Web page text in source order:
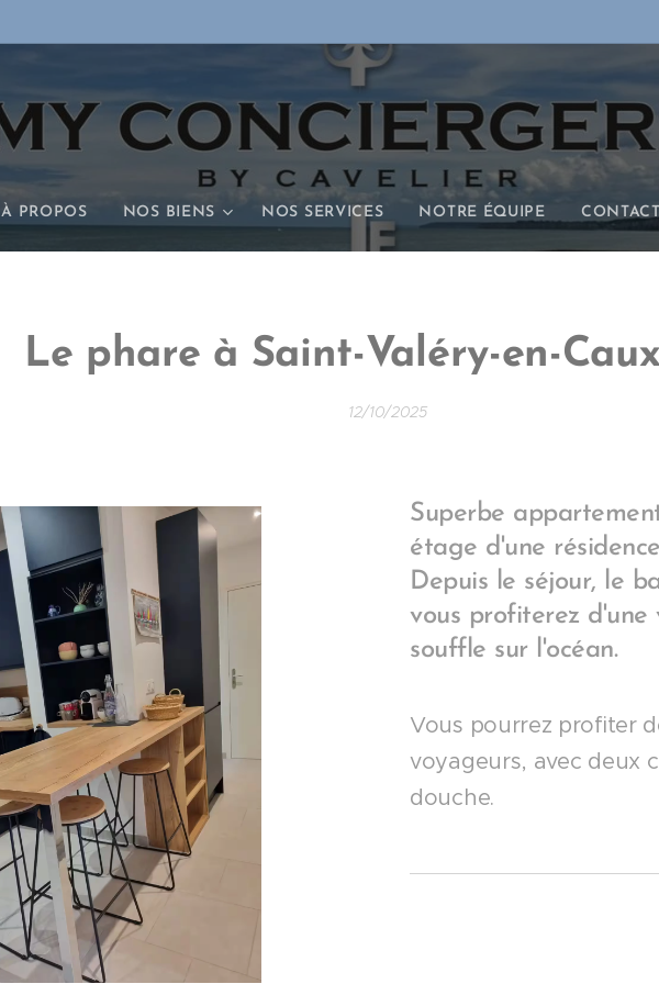
À PROPOS NOS BIENS NOS SERVICES NOTRE ÉQUIPE
Le phare à Saint-Valéry-en-
12/10/2025
Superbe
étage d'une
Depuis le séjour, le
vous profiterez
souffle sur l'océan.
Vous pourrez profiter
voyageurs, avec deux
douche.